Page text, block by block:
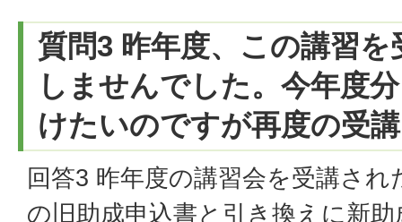
質問3 昨年度、この講習
しませんでした。今年度
けたいのですが再度の受
回答3 昨年度の講習会を受講さ
の旧助成申込書と引き換えに新